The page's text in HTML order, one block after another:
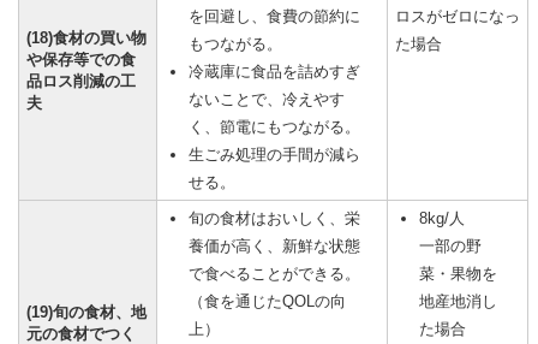
(18)食材の買い物
や保存等での食
品ロス削減の工
夫
を回避し、食費の節約に
もつながる。
冷蔵庫に食品を詰めすぎ
ないことで、冷えやす
く、節電にもつながる。
生ごみ処理の手間が減ら
せる。
ロスがゼロになっ
た場合
(19)旬の食材、地
元の食材でつく
旬の食材はおいしく、栄
養価が高く、新鮮な状態
で食べることができる。
（食を通じたQOLの向
上）
8kg/人
一部の野
菜・果物を
地産地消し
た場合